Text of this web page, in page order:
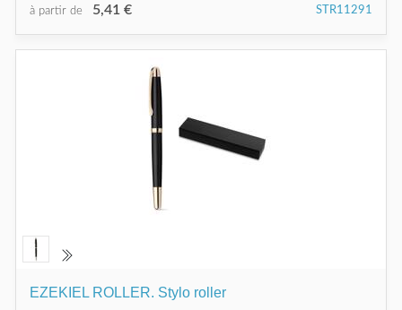
à partir de 5,41 € STR11291
EZEKIEL ROLLER. Stylo roller